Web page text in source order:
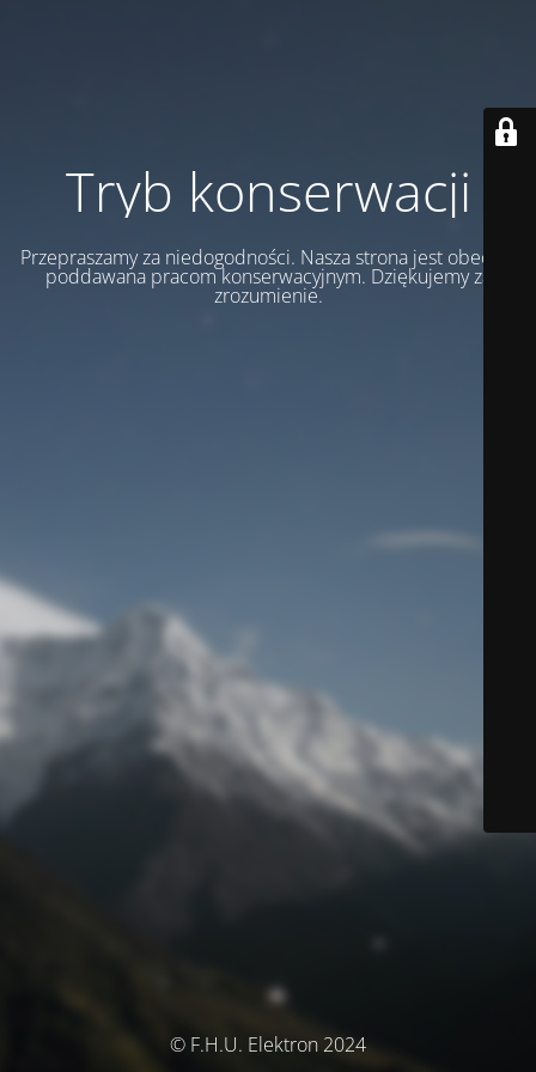
Tryb konserwacji
Przepraszamy za niedogodności. Nasza strona jest obecnie
poddawana pracom konserwacyjnym. Dziękujemy za
zrozumienie.
© F.H.U. Elektron 2024